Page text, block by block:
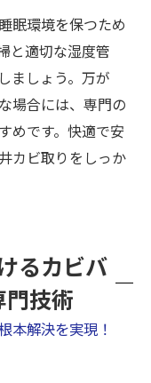
眠環境を保つため
と適切な湿度管
ましょう。万が
場合には、専門の
めです。快適で安
カビ取りをしっか
るカビバ
門技術
本解決を実現！